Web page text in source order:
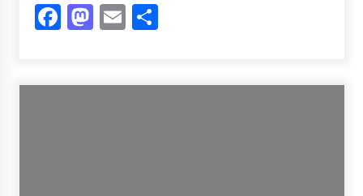
Facebook
Mastodon
EmailShare